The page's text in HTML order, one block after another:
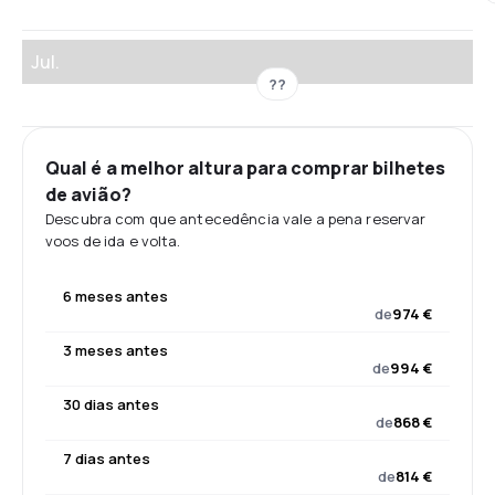
Jul.
??
Qual é a melhor altura para comprar bilhetes
de avião?
Descubra com que antecedência vale a pena reservar
voos de ida e volta.
6 meses antes
de974 €
3 meses antes
de994 €
30 dias antes
de868 €
7 dias antes
de814 €